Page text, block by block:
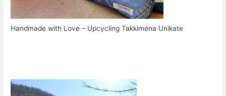
Handmade with Love – Upcycling Takkimena Unikate